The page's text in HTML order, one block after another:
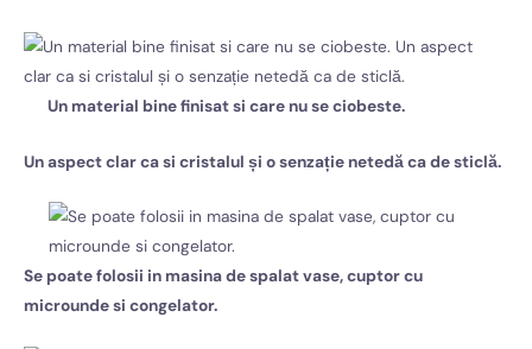
Un material bine finisat si care nu se ciobeste.
Un aspect clar ca si cristalul și o senzație netedă ca de sticlă.
Se poate folosii in masina de spalat vase,cuptor cu
microunde si congelator.